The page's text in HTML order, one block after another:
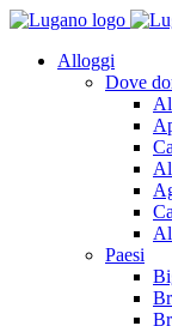
Alloggi
Dove
Paesi